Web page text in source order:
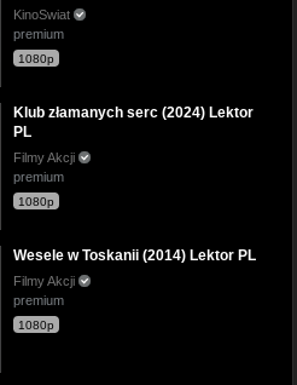
KinoSwiat
premium
1080p
Klub złamanych serc (2024) Lektor
PL
Filmy Akcji
premium
1080p
Wesele w Toskanii (2014) Lektor PL
Filmy Akcji
premium
1080p